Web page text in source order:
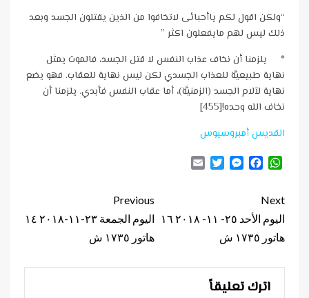
“ولكن اقول لكم ياأحبائى لاتخافوا من الذين يقتلون الجسد وبعد
ذلك ليس لهم مايفعلون اكثر ”
* يلزمنا أن نخاف عذاب النفس لا قتل الجسد، فالموت يمثل
نهاية طبيعيَّة للعذاب الجسدي لكن ليس نهاية للعقاب. فهو يضع
نهاية لآلام الجسد (الزمنيَّة)، أما عقاب النفس فأبدي. يلزمنا أن
نخاف الله وحده![455]
القديس أمبروسيوس
WhatsApp
Facebook
Messenger
Twitter
Continue
Reading
Previous
اليوم الجمعة ٢٣-١١-٢٠١٨ ١٤
هاتور ١٧٣٥ ش
Next
اليوم الأحد ٢٥- ١١- ٢٠١٨ ١٦
هاتور ١٧٣٥ ش
اترك تعليقاً